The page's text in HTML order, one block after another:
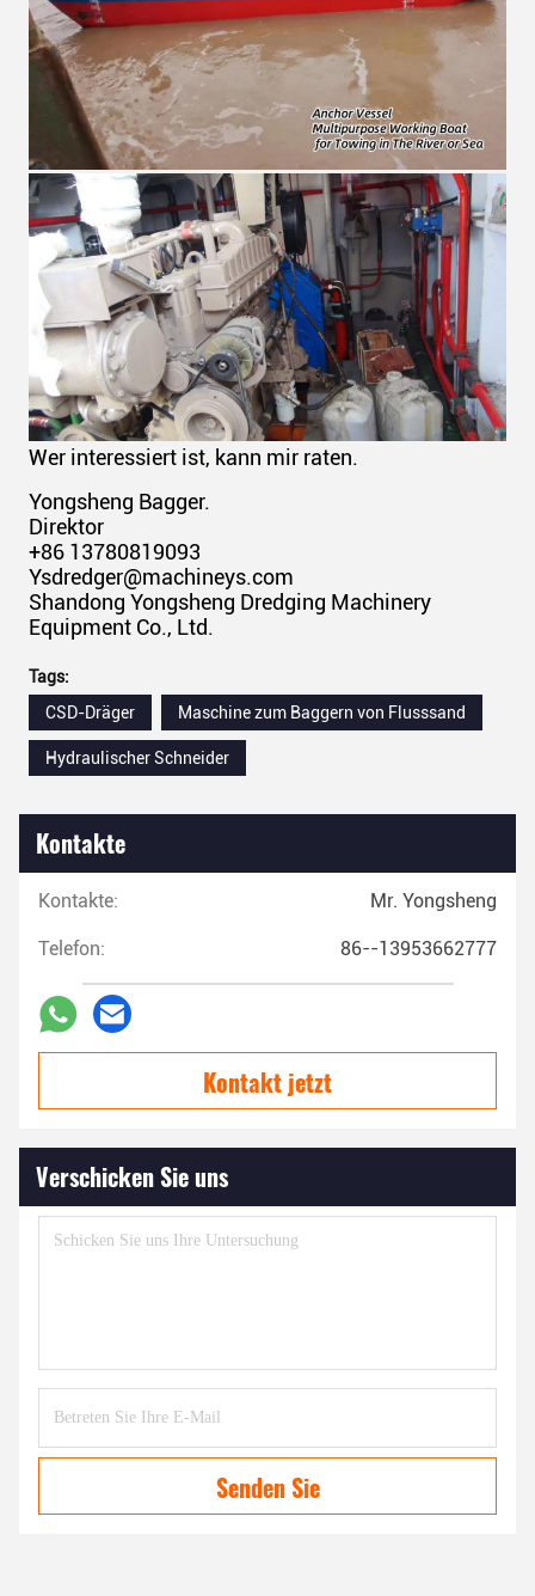
Wer interessiert ist, kann mir raten.
Yongsheng Bagger.
Direktor
+86 13780819093
Ysdredger@machineys.com
Shandong Yongsheng Dredging Machinery
Equipment Co., Ltd.
Tags:
CSD-Dräger
Maschine zum Baggern von Flusssand
Hydraulischer Schneider
Kontakte
Kontakte: Mr. Yongsheng
Telefon: 86--13953662777
Kontakt jetzt
Verschicken Sie uns
Senden Sie